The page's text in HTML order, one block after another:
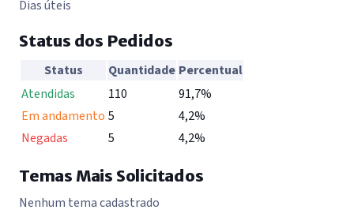
Dias úteis
Status dos Pedidos
Status dos pedidos de informação do SIC
Status Quantidade Percentual
Atendidas
110
91,7%
Em andamento 5
4,2%
Negadas
5 4,2%
Temas Mais Solicitados
Nenhum tema cadastrado